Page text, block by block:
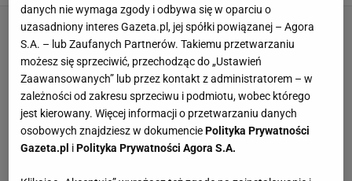
danych nie wymaga zgody i odbywa się w oparciu o
uzasadniony interes Gazeta.pl, jej spółki powiązanej – Agora
S.A. – lub Zaufanych Partnerów. Takiemu przetwarzaniu
możesz się sprzeciwić, przechodząc do „Ustawień
Zaawansowanych” lub przez kontakt z administratorem – w
zależności od zakresu sprzeciwu i podmiotu, wobec którego
jest kierowany. Więcej informacji o przetwarzaniu danych
osobowych znajdziesz w dokumenciePolityka Prywatności
Gazeta.pl iPolityka Prywatności Agora S.A.